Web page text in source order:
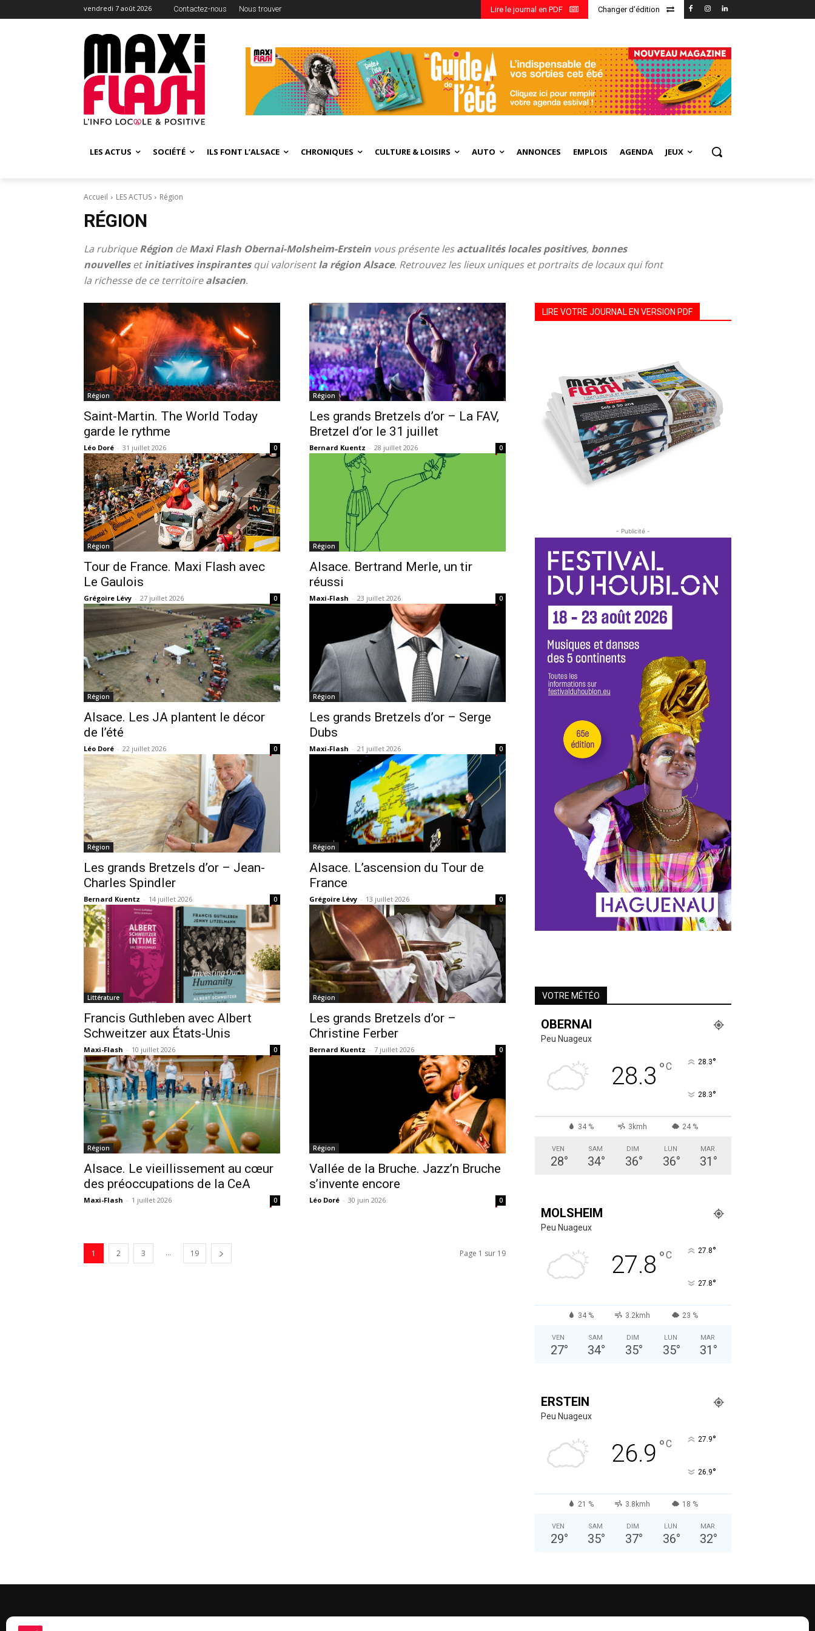
vendredi 7 août 2026 Contactez-nous Nous trouver Changer d'édition
Lire le journal en PDF
LES ACTUS SOCIÉTÉ ILS FONT L’ALSACE CHRONIQUES CULTURE & LOISIRS AUTO ANNONCES EMPLOIS AGENDA JEUX
Accueil LES ACTUS Région
RÉGION
La rubriqueRégion deMaxi Flash Obernai-Molsheim-Erstein vous présente lesactualités locales positives, bonnes
nouvellesetinitiatives inspirantesqui valorisentla région Alsace. Retrouvez les lieux uniques et portraits de locaux qui font
la richesse de ce territoirealsacien.
Région
Saint-Martin. The World Today
garde le rythme
Léo Doré - 31 juillet 2026 0
Région
Les grands Bretzels d’or – La FAV,
Bretzel d’or le 31 juillet
Bernard Kuentz - 28 juillet 2026 0
Région
Tour de France. Maxi Flash avec
Le Gaulois
Grégoire Lévy - 27 juillet 2026 0
Région
Alsace. Bertrand Merle, un tir
réussi
Maxi-Flash - 23 juillet 2026 0
Région
Alsace. Les JA plantent le décor
de l’été
Léo Doré - 22 juillet 2026 0
Région
Les grands Bretzels d’or – Serge
Dubs
Maxi-Flash - 21 juillet 2026 0
Région
Les grands Bretzels d’or – Jean-
Charles Spindler
Bernard Kuentz - 14 juillet 2026 0
Région
Alsace. L’ascension du Tour de
France
Grégoire Lévy - 13 juillet 2026 0
Littérature
Francis Guthleben avec Albert
Schweitzer aux États-Unis
Maxi-Flash - 10 juillet 2026 0
Région
Les grands Bretzels d’or –
Christine Ferber
Bernard Kuentz - 7 juillet 2026 0
Région
Alsace. Le vieillissement au cœur
des préoccupations de la CeA
Maxi-Flash - 1 juillet 2026 0
Région
Vallée de la Bruche. Jazz’n Bruche
s’invente encore
Léo Doré - 30 juin 2026 0
1 2 3 ... 19 Page 1 sur 19
LIRE VOTRE JOURNAL EN VERSION PDF
- Publicité -
VOTRE MÉTÉO
OBERNAI
Peu Nuageux
28.3 °C 28.3°
28.3°
34 % 3kmh 24 %
VEN
28°
SAM
34°
DIM
36°
LUN
36°
MAR
31 °
MOLSHEIM
Peu Nuageux
27.8 °C 27.8°
27.8°
34 % 3.2kmh 23 %
VEN
27°
SAM
34°
DIM
35°
LUN
35°
MAR
31 °
ERSTEIN
Peu Nuageux
26.9 °C 27.9°
26.9°
21 % 3.8kmh 18 %
VEN
29°
SAM
35°
DIM
37°
LUN
36°
MAR
32°